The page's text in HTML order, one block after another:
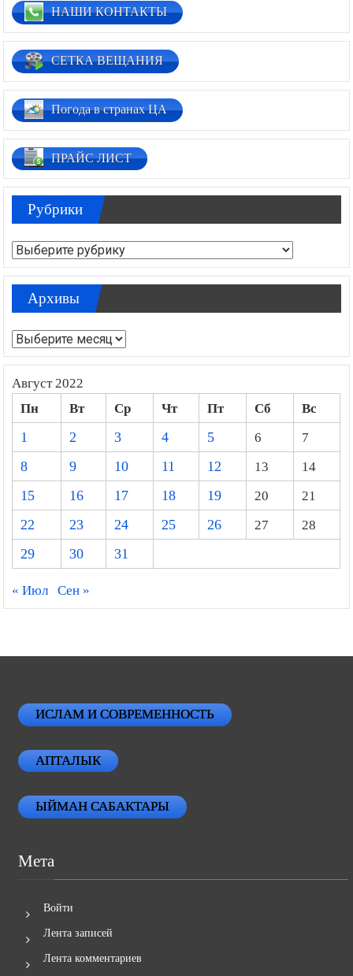
НАШИ КОНТАКТЫ
СЕТКА ВЕЩАНИЯ
Погода в странах ЦА
ПРАЙС ЛИСТ
Рубрики
Рубрики
Архивы
Архивы
Август 2022
Пн Вт Ср Чт Пт Сб
Вс
1
2 3 4 5 6
7
8
9 10 11 12 13
14
15
16 17 18 19 20
21
22
23 24 25 26 27
28
29
30 31
« Июл Сен »
ИСЛАМ И СОВРЕМЕННОСТЬ
АПТАЛЫК
ЫЙМАН САБАКТАРЫ
Мета
Войти
Лента записей
Лента комментариев